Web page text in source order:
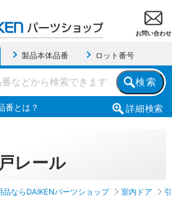
お問い合わせ
製品本体品番 ロット番号
検索
詳細検索
番とは？
レール
ならDAIKENパーツショップ 室内ドア